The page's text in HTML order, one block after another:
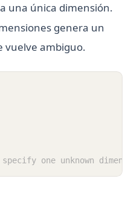
una única dimensión.
genera un
vuelve ambiguo.
one unknown